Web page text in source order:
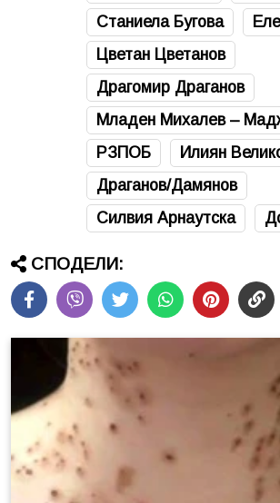
Станиела Бугова
Цветан Цветанов
Драгомир Драганов
Младен Михалев –
РЗПОБ
Илиян
Драганов/Дамянов
Силвия Арнаутска
СПОДЕЛИ: